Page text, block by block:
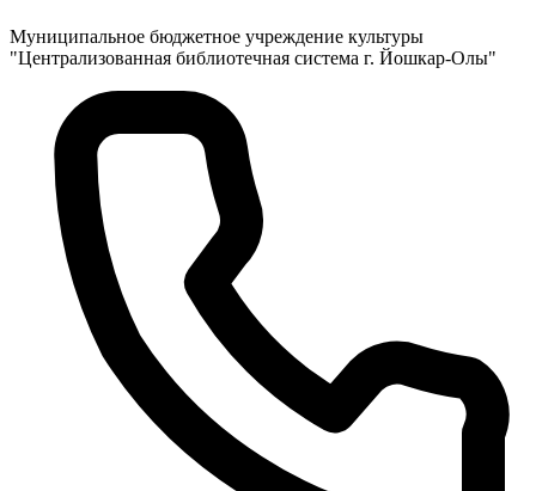
Муниципальное бюджетное учреждение культуры
"Централизованная библиотечная система г. Йошкар-Олы"